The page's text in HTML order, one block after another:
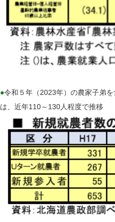
●令和５年（2023年）の農家子弟
は、近年110～130人程度で推移